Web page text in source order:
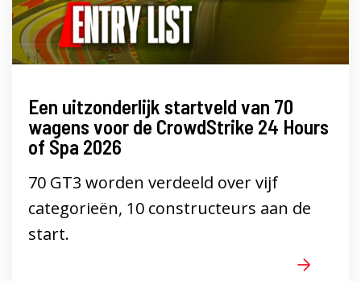
Een uitzonderlijk startveld van 70
wagens voor de CrowdStrike 24 Hours
of Spa 2026
70 GT3 worden verdeeld over vijf
categorieën, 10 constructeurs aan de
start.